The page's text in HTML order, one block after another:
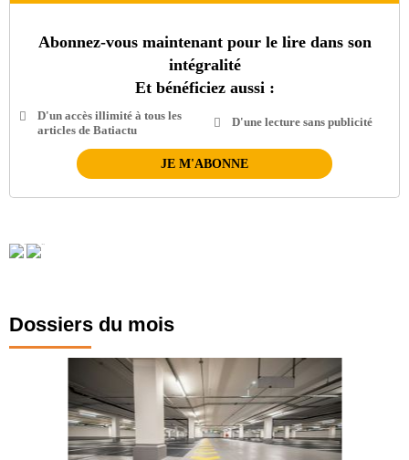
Abonnez-vous maintenant pour le lire dans son
intégralité
Et bénéficiez aussi :
D'un accès illimité à tous les
articles de Batiactu
D'une lecture sans publicité
JE M'ABONNE
Dossiers du mois